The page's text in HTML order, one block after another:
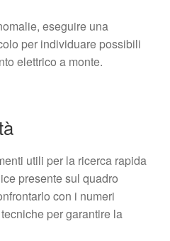
eseguire una
per individuare possibili
elettrico a monte.
utili per la ricerca rapida
presente sul quadro
con i numeri
per garantire la